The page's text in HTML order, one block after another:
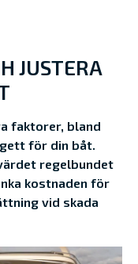
JUSTERA
faktorer, bland
för din båt.
regelbundet
kostnaden för
vid skada